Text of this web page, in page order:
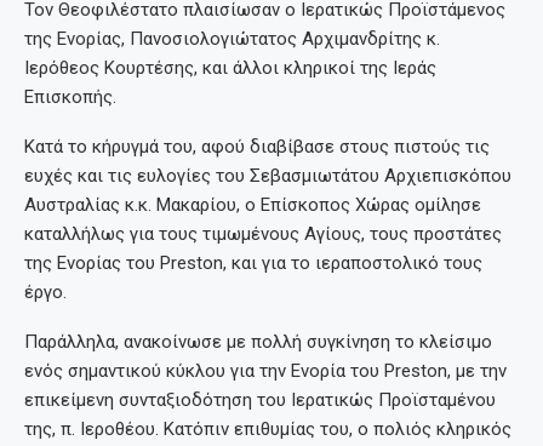
Τον Θεοφιλέστατο πλαισίωσαν ο Ιερατικώς Προϊστάμενος
της Ενορίας, Πανοσιολογιώτατος Αρχιμανδρίτης κ.
Ιερόθεος Κουρτέσης, και άλλοι κληρικοί της Ιεράς
Επισκοπής.
Κατά το κήρυγμά του, αφού διαβίβασε στους πιστούς τις
ευχές και τις ευλογίες του Σεβασμιωτάτου Αρχιεπισκόπου
Αυστραλίας κ.κ. Μακαρίου, ο Επίσκοπος Χώρας ομίλησε
καταλλήλως για τους τιμωμένους Αγίους, τους προστάτες
της Ενορίας του Preston, και για το ιεραποστολικό τους
έργο.
Παράλληλα, ανακοίνωσε με πολλή συγκίνηση το κλείσιμο
ενός σημαντικού κύκλου για την Ενορία του Preston, με την
επικείμενη συνταξιοδότηση του Ιερατικώς Προϊσταμένου
της, π. Ιεροθέου. Κατόπιν επιθυμίας του, ο πολιός κληρικός